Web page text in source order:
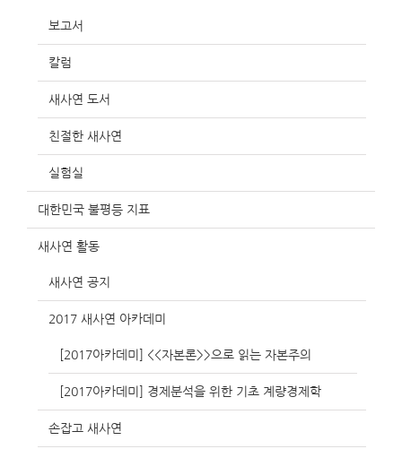
보고서
칼럼
새사연 도서
친절한 새사연
실험실
대한민국 불평등 지표
새사연 활동
새사연 공지
2017 새사연 아카데미
[2017아카데미] <<자본론>>으로 읽는 자본주의
[2017아카데미] 경제분석을 위한 기초 계량경제학
손잡고 새사연